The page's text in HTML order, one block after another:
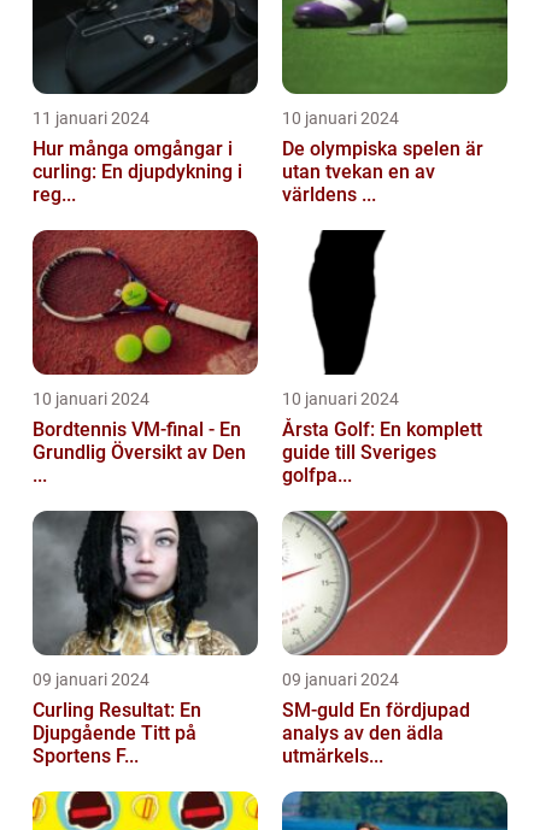
11 januari 2024
Hur många omgångar i
curling: En djupdykning i
reg...
10 januari 2024
De olympiska spelen är
utan tvekan en av
världens ...
10 januari 2024
Bordtennis VM-final - En
Grundlig Översikt av Den
...
10 januari 2024
Årsta Golf: En komplett
guide till Sveriges
golfpa...
09 januari 2024
Curling Resultat: En
Djupgående Titt på
Sportens F...
09 januari 2024
SM-guld En fördjupad
analys av den ädla
utmärkels...